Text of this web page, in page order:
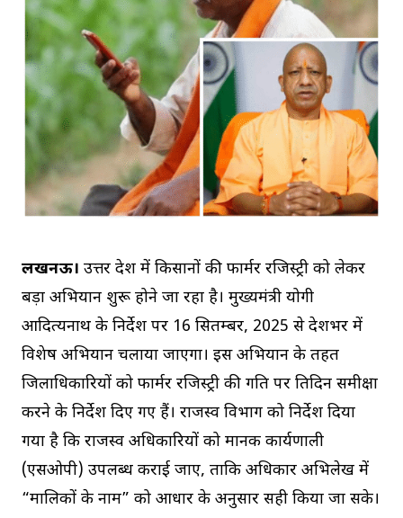
लखनऊ। उत्तर प्रदेश में किसानों की फार्मर रजिस्ट्री को लेकर
बड़ा अभियान शुरू होने जा रहा है। मुख्यमंत्री योगी
आदित्यनाथ के निर्देश पर 16 सितम्बर, 2025 से प्रदेशभर में
विशेष अभियान चलाया जाएगा। इस अभियान के तहत
जिलाधिकारियों को फार्मर रजिस्ट्री की प्रगति पर प्रतिदिन समीक्षा
करने के निर्देश दिए गए हैं। राजस्व विभाग को निर्देश दिया
गया है कि राजस्व अधिकारियों को मानक कार्यप्रणाली
(एसओपी) उपलब्ध कराई जाए, ताकि अधिकार अभिलेख में
“मालिकों के नाम” को आधार के अनुसार सही किया जा सके।